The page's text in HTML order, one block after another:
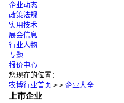
企业动态
政策法规
实用技术
展会信息
行业人物
专题
报价中心
您现在的位置：
农博行业首页 > > 企业大全
上市企业